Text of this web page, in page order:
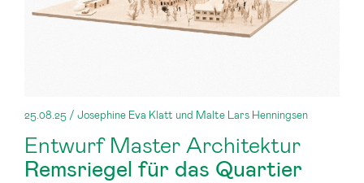
25.08.25 / Josephine Eva Klatt und Malte Lars Henningsen
Entwurf Master Architektur
Remsriegel für das Quartier